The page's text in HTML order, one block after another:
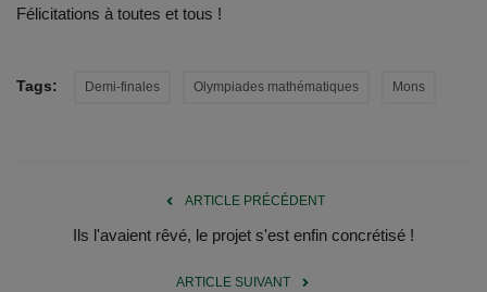
Activation email
Contacts
Félicitations à toutes et tous !
Tags: Demi-finales Olympiades mathématiques Mons
ARTICLE PRÉCÉDENT
Ils l'avaient rêvé, le projet s'est enfin concrétisé !
ARTICLE SUIVANT